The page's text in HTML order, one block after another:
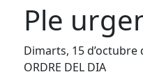
Ple
Dimarts, 15 d’octubre
ORDRE DEL DIA